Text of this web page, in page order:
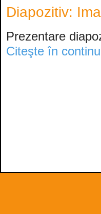
Diapozitiv:
Prezentare
Citeşte în